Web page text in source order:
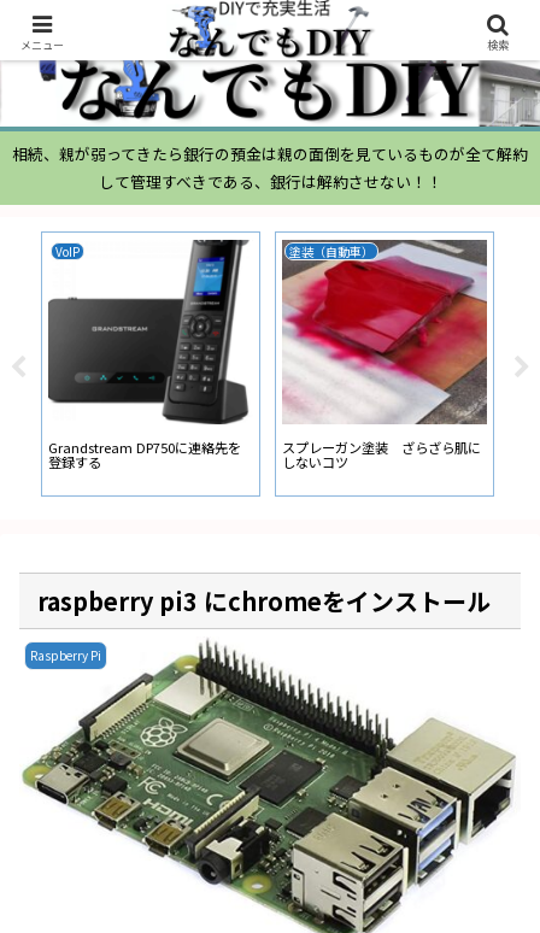
相続、親が弱ってきたら銀行の預金は親の面倒を見ているものが全て解約
して管理すべきである、銀行は解約させない！！
VoIP
Grandstream DP750に連絡先を
登録する
塗装（自動車）
スプレーガン塗装 ざらざら肌に
しないコツ
ム
raspberry pi3 にchromeをインストール
Raspberry Pi
メニュー 検索